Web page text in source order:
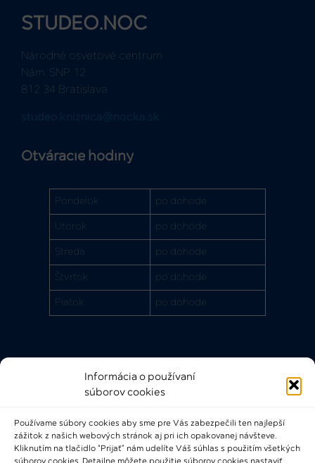
Informácia o používaní
súborov cookies
Používame súbory cookies aby sme pre Vás zabezpečili ten najlepší
zážitok z našich webových stránok aj pri ich opakovanej návšteve.
Kliknutím na tlačidlo “Prijať” nám udelíte Váš súhlas s použitím všetkých
STUDEO.NOC
Národné osvetové centrum
Nám. SNP 12
812 34 Bratislava
studeo.kniznica@nocka.sk
Otváracie hodiny
Pondelok po dohode
Utorok po dohode
Streda po dohode
Štvrtok po dohode
Piatok po dohode
Rýchle odkazy
Bádateľský poriadok
Knižničný a výpožičný poriadok